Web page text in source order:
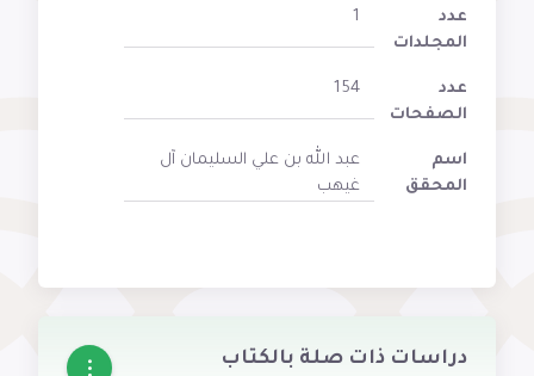
عدد
المجلدات
1
عدد
الصفحات
154
اسم
المحقق
عبد الله بن علي السليمان آل
غيهب
دراسات ذات صلة بالكتاب